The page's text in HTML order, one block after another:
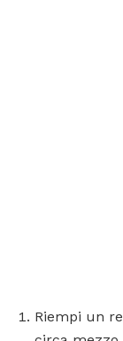
Riempi un